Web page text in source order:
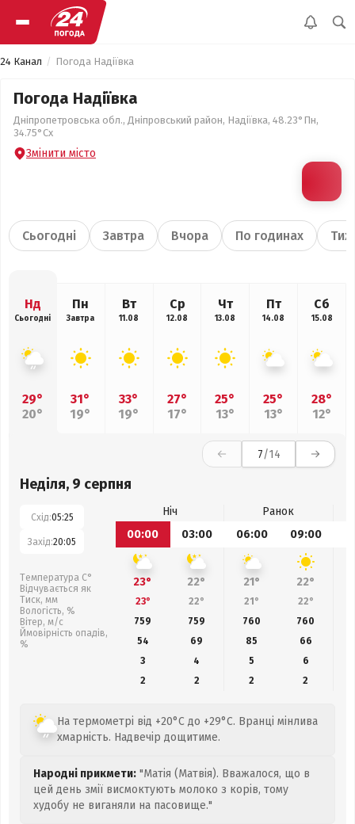
24 Канал Погода Надіївка
Погода Надіївка
Дніпропетровська обл., Дніпровський район, Надіївка, 48.23°Пн,
34.75°Сх
Змінити місто
Сьогодні Завтра Вчора По годинах
Нд
Сьогодні
29°
20°
Пн
Завтра
31°
19°
Вт
11.08
33°
19°
Ср
12.08
27°
17°
Чт
13.08
25°
13°
Пт
14.08
25°
13°
Сб
15.08
28°
12°
7/14
Неділя, 9 серпня
Схід:05:25
Захід:20:05
Температура С°
Відчувається як
Тиск, мм
Вологість, %
Вітер, м/с
Ймовірність опадів,
%
Ніч
Ранок
00:00
03:00 06:00 09:00
23° 22° 21° 22°
23° 22° 21° 22°
759
759 760 760
54
69 85 66
3
4 5
6
2
2 2 2
На термометрі від +20°C до +29°C. Вранці мінлива
хмарність. Надвечір дощитиме.
Народні прикмети: "Матія (Матвія). Вважалося, що в
цей день змії висмоктують молоко з корів, тому
худобу не виганяли на пасовище."